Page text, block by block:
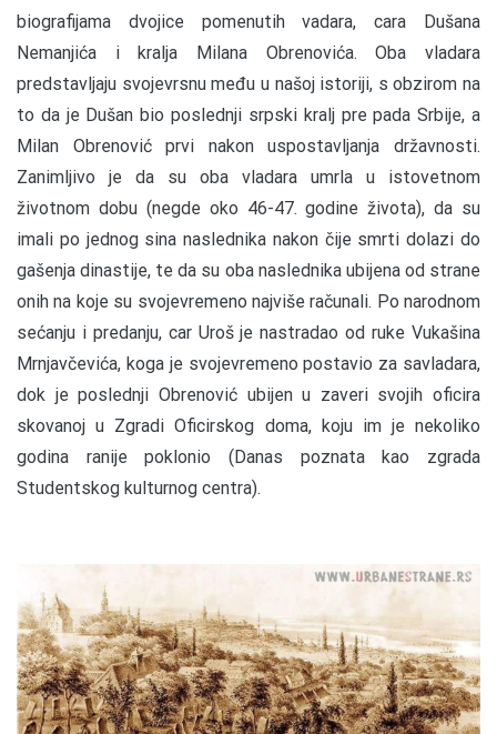
biografijama dvojice pomenutih vadara, cara Dušana
Nemanjića i kralja Milana Obrenovića. Oba vladara
predstavljaju svojevrsnu među u našoj istoriji, s obzirom na
to da je Dušan bio poslednji srpski kralj pre pada Srbije, a
Milan Obrenović prvi nakon uspostavljanja državnosti.
Zanimljivo je da su oba vladara umrla u istovetnom
životnom dobu (negde oko 46-47. godine života), da su
imali po jednog sina naslednika nakon čije smrti dolazi do
gašenja dinastije, te da su oba naslednika ubijena od strane
onih na koje su svojevremeno najviše računali. Po narodnom
sećanju i predanju, car Uroš je nastradao od ruke Vukašina
Mrnjavčevića, koga je svojevremeno postavio za savladara,
dok je poslednji Obrenović ubijen u zaveri svojih oficira
skovanoj u Zgradi Oficirskog doma, koju im je nekoliko
godina ranije poklonio (Danas poznata kao zgrada
Studentskog kulturnog centra).